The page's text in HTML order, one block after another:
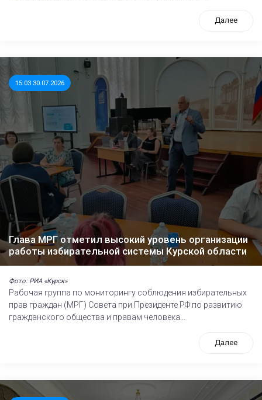
Далее
15:03 30.07.2026
Глава МРГ отметил высокий уровень организации
работы избирательной системы Курской области
Фото: РИА «Курск»
Рабочая группа по мониторингу соблюдения избирательных
прав граждан (МРГ) Совета при Президенте РФ по развитию
гражданского общества и правам человека...
Далее